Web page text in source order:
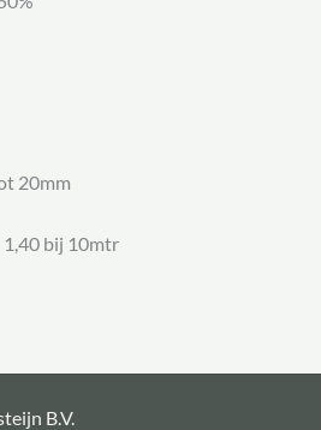
bij 10mtr
B.V.